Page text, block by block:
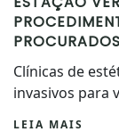
Clínicas de
invasivos para
LEIA MAIS